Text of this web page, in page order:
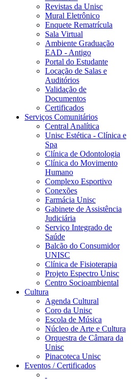
Revistas da Unisc
Mural Eletrônico
Enquete Rematrícula
Sala Virtual
Ambiente Graduação
EAD - Antigo
Portal do Estudante
Locação de Salas e
Auditórios
Validação de
Documentos
Certificados
Serviços Comunitários
Central Analítica
Unisc Estética - Clínica e
Spa
Clínica de Odontologia
Clínica do Movimento
Humano
Complexo Esportivo
Conexões
Farmácia Unisc
Gabinete de Assistência
Judiciária
Serviço Integrado de
Saúde
Balcão do Consumidor
UNISC
Clínica de Fisioterapia
Projeto Espectro Unisc
Centro Socioambiental
Cultura
Agenda Cultural
Coro da Unisc
Escola de Música
Núcleo de Arte e Cultura
Orquestra de Câmara da
Unisc
Pinacoteca Unisc
Eventos / Certificados